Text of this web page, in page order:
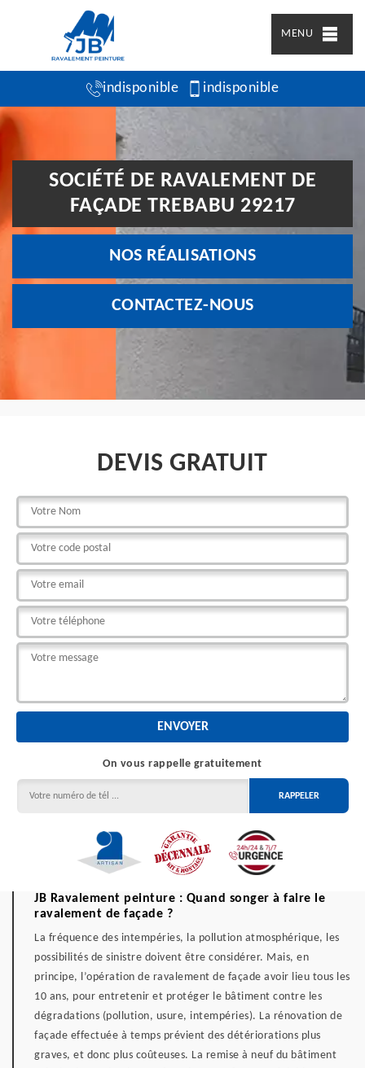
MENU
indisponible indisponible
SOCIÉTÉ DE RAVALEMENT DE
FAÇADE TREBABU 29217
NOS RÉALISATIONS
CONTACTEZ-NOUS
DEVIS GRATUIT
On vous rappelle gratuitement
JB Ravalement peinture : Quand songer à faire le
ravalement de façade ?
La fréquence des intempéries, la pollution atmosphérique, les
possibilités de sinistre doivent être considérer. Mais, en
principe, l’opération de ravalement de façade avoir lieu tous les
10 ans, pour entretenir et protéger le bâtiment contre les
dégradations (pollution, usure, intempéries). La rénovation de
façade effectuée à temps prévient des détériorations plus
graves, et donc plus coûteuses. La remise à neuf du bâtiment